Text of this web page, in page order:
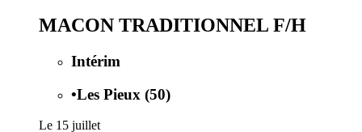
MACON TRADITIONNEL F/H
Intérim
•Les Pieux (50)
Le 15 juillet